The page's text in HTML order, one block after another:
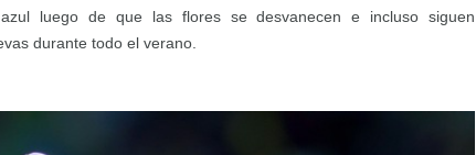
luego de que las flores se desvanecen e incluso siguen
durante todo el verano.